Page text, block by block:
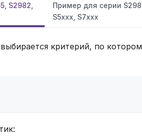
S2982,
Пример для cерии
S5xxx, S7xxx
критерий, по